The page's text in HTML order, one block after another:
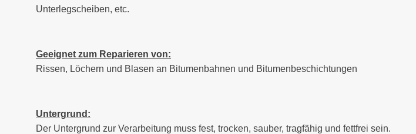
Unterlegscheiben, etc.
Geeignet zum Reparieren von:
Rissen, Löchern und Blasen an Bitumenbahnen und Bitumenbeschichtungen
Untergrund:
Der Untergrund zur Verarbeitung muss fest, trocken, sauber, tragfähig und fettfrei sein.